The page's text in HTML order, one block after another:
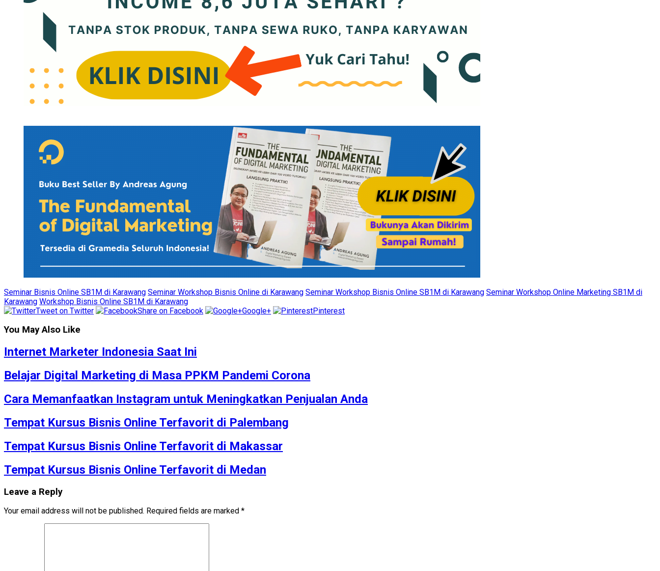
Seminar Bisnis Online SB1M di Karawang Seminar Workshop Bisnis Online di Karawang Seminar Workshop Bisnis Online SB1M di Karawang Seminar Workshop Online Marketing SB1M di
Karawang Workshop Bisnis Online SB1M di Karawang
Tweet on Twitter
Share on Facebook Google+ Pinterest
You May Also Like
Internet Marketer Indonesia Saat Ini
Belajar Digital Marketing di Masa PPKM Pandemi Corona
Cara Memanfaatkan Instagram untuk Meningkatkan Penjualan Anda
Tempat Kursus Bisnis Online Terfavorit di Palembang
Tempat Kursus Bisnis Online Terfavorit di Makassar
Tempat Kursus Bisnis Online Terfavorit di Medan
Leave a Reply
Your email address will not be published. Required fields are marked *